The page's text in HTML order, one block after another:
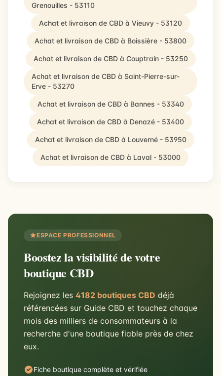
Grenouilles - 53110
Achat et livraison de CBD à Vieuvy - 53120
Achat et livraison de CBD à Boissière - 53800
Achat et livraison de CBD à Couptrain - 53250
Achat et livraison de CBD à Saint-Pierre-sur-
Erve - 53270
Achat et livraison de CBD à Bannes - 53340
Achat et livraison de CBD à Denazé - 53400
Achat et livraison de CBD à Louverné - 53950
Achat et livraison de CBD à Laval - 53000
ESPACE PROFESSIONNEL
Boostez la visibilité de votre
boutique CBD
Rejoignez les 4182 boutiques CBD déjà
référencées sur Guide CBD et touchez chaque
mois des milliers de consommateurs à la
recherche d'une boutique fiable près de chez
eux.
Fiche boutique complète et vérifiée